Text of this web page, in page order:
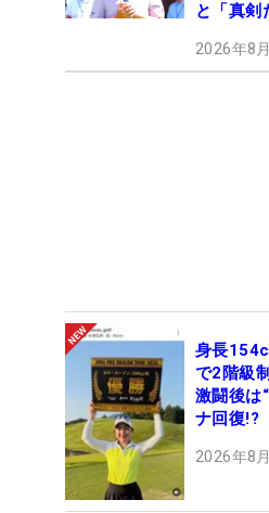
と「真剣
2026年8
身長
で2階級
激闘後は
ナ回復!?
2026年8